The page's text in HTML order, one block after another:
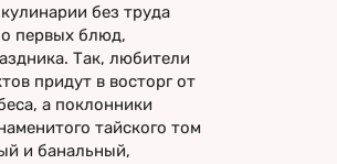
без труда
первых блюд,
Так, любители
придут в восторг от
а поклонники
тайского том
и банальный,